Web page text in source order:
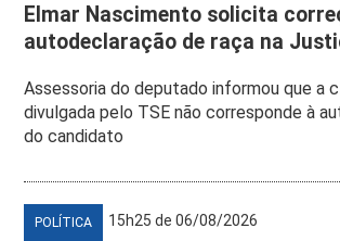
Elmar Nascimento solicita
autodeclaração de raça na
Assessoria do deputado informou que a
divulgada pelo TSE não corresponde à
do candidato
POLÍTICA 15h25 de 06/08/2026